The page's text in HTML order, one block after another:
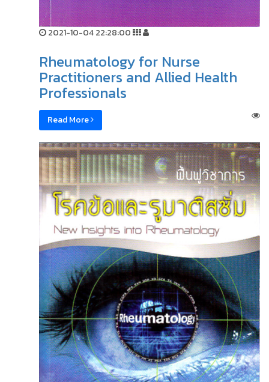
2021-10-04 22:28:00
Rheumatology for Nurse
Practitioners and Allied Health
Professionals
Read More